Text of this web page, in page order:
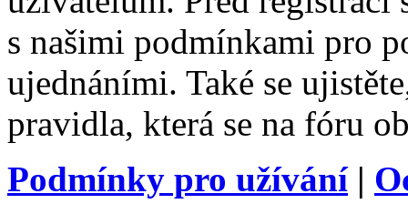
s našimi podmínkami pro
ujednáními. Také se
pravidla, která se na fóru
Podmínky pro užívání|